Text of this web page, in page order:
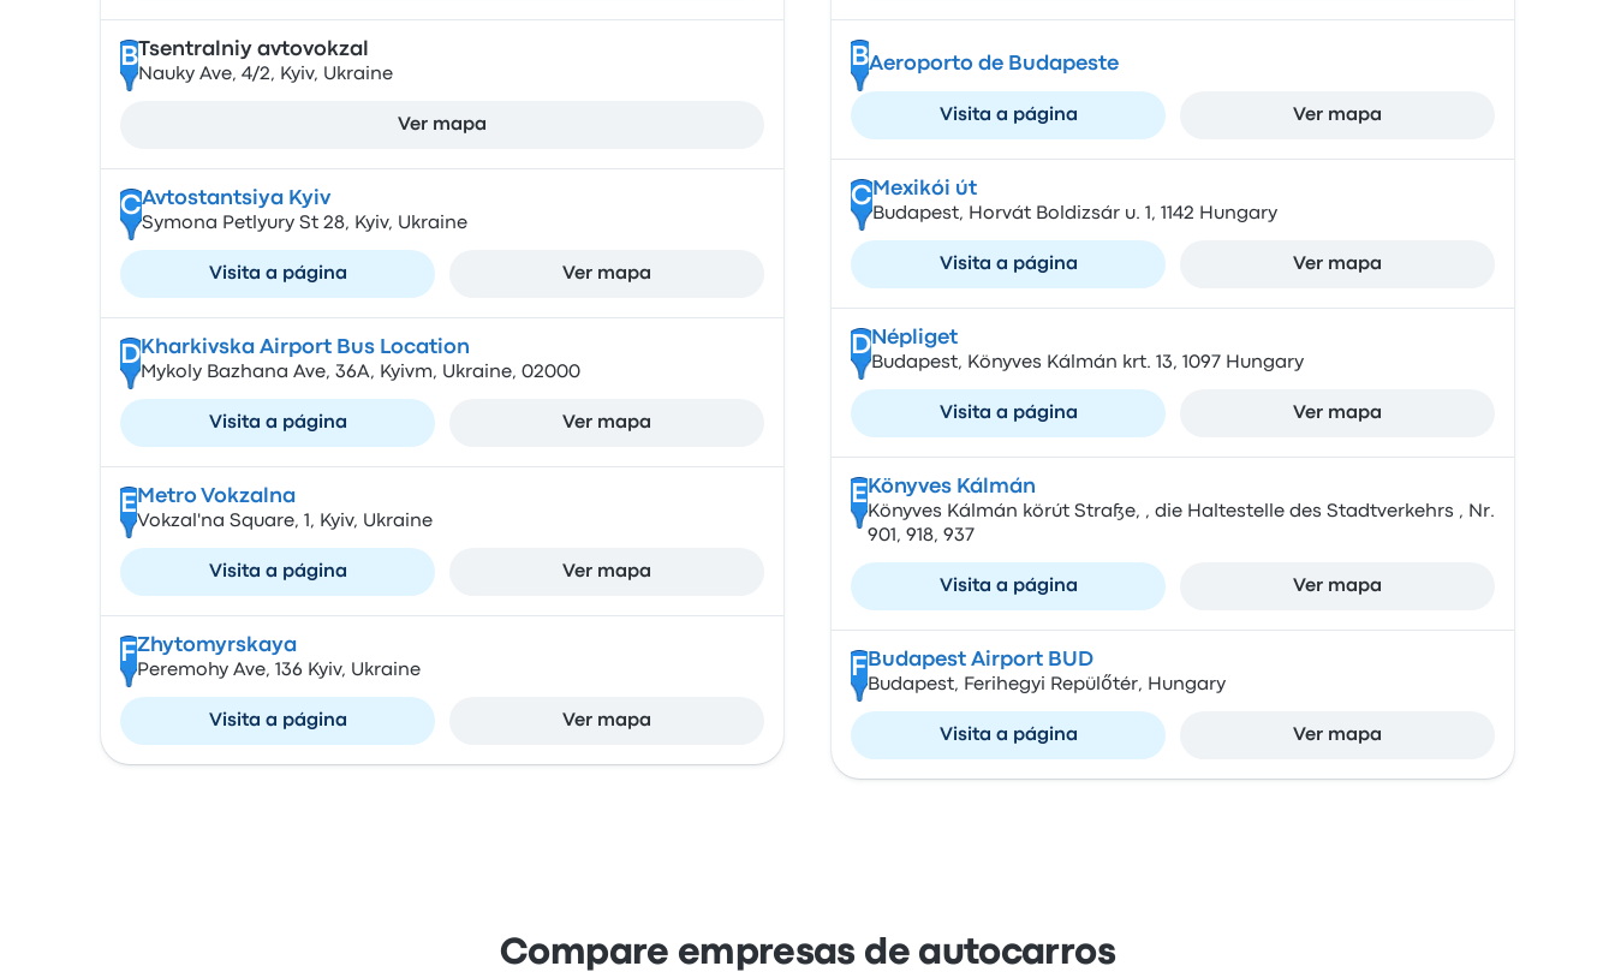
B Tsentralniy avtovokzal
Nauky Ave, 4/2, Kyiv, Ukraine
Ver mapa
CAvtostantsiya Kyiv
Symona Petlyury St 28, Kyiv, Ukraine
Visita a página Ver mapa
DKharkivska Airport Bus Location
Mykoly Bazhana Ave, 36А, Kyivm, Ukraine, 02000
Visita a página Ver mapa
E Metro Vokzalna
Vokzal'na Square, 1, Kyiv, Ukraine
Visita a página Ver mapa
FZhytomyrskaya
Peremohy Ave, 136 Kyiv, Ukraine
Visita a página Ver mapa
BAeroporto de Budapeste
Visita a página Ver mapa
CMexikói út
Budapest, Horvát Boldizsár u. 1, 1142 Hungary
Visita a página Ver mapa
DNépliget
Budapest, Könyves Kálmán krt. 13, 1097 Hungary
Visita a página Ver mapa
E Könyves Kálmán
Könyves Kálmán körút Straße, , die Haltestelle des Stadtverkehrs , Nr.
901, 918, 937
Visita a página Ver mapa
F Budapest Airport BUD
Budapest, Ferihegyi Repülőtér, Hungary
Visita a página Ver mapa
Compare empresas de autocarros